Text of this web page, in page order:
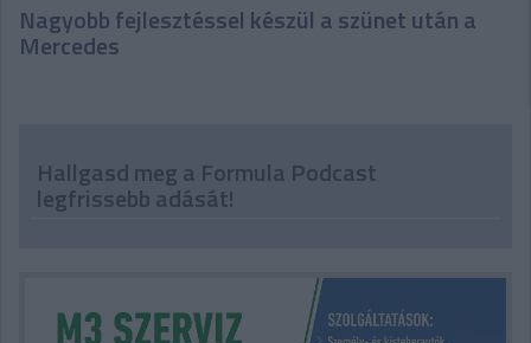
Nagyobb fejlesztéssel készül a szünet után a
Mercedes
Hallgasd meg a Formula Podcast
legfrissebb adását!